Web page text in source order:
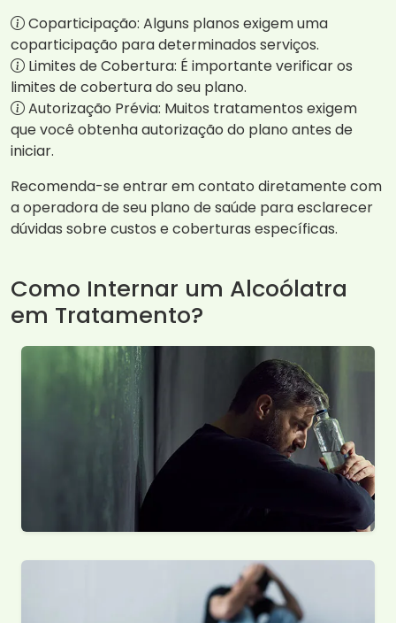
Coparticipação: Alguns planos exigem uma
coparticipação para determinados serviços.
Limites de Cobertura: É importante verificar os
limites de cobertura do seu plano.
Autorização Prévia: Muitos tratamentos exigem
que você obtenha autorização do plano antes de
iniciar.
Recomenda-se entrar em contato diretamente com
a operadora de seu plano de saúde para esclarecer
dúvidas sobre custos e coberturas específicas.
Como Internar um Alcoólatra
em Tratamento?